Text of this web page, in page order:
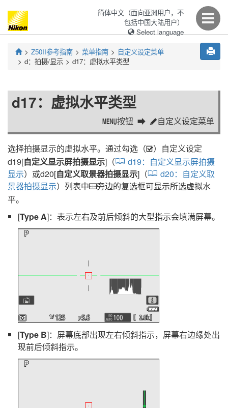
简体中文（面向亚洲用户，不
包括中国大陆用户）
Select language
Z50II参考指南 菜单指南
自定义设定菜单
d： 拍摄/显示 d17： 虚拟水平类型
d17： 虚拟水平类型
G按钮 A自定义设定菜单
选择拍摄显示的虚拟水平。通过勾选（M）自定义设定
d19[自定义显示屏拍摄显示]（ d19： 自定义显示屏拍摄
显示）或d20[自定义取景器拍摄显示]（ d20： 自定义取
景器拍摄显示）列表中P旁边的复选框可显示所选虚拟水
平。
[Type A]：表示左右及前后倾斜的大型指示会填满屏幕。
[Type B]：屏幕底部出现左右倾斜指示，屏幕右边缘处出
现前后倾斜指示。